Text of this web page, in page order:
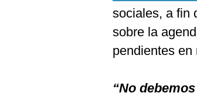
sociales, a fin
sobre la
pendientes en
“No